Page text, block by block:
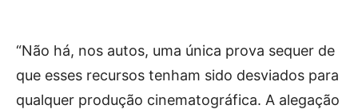
“Não há, nos autos, uma única prova sequer de
que esses recursos tenham sido desviados para
qualquer produção cinematográfica. A alegação